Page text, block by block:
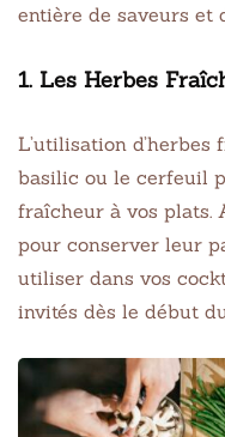
entière de saveurs et
1. Les Herbes
L’utilisation
basilic ou le cerfeuil
fraîcheur à vos plats.
pour conserver leur
utiliser dans vos
invités dès le début